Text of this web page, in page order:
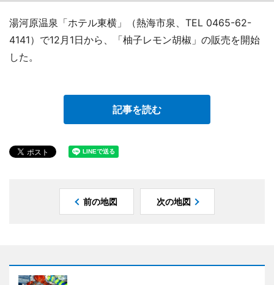
湯河原温泉「ホテル東横」（熱海市泉、TEL 0465-62-
4141）で12月1日から、「柚子レモン胡椒」の販売を開始
した。
記事を読む
前の地図 次の地図